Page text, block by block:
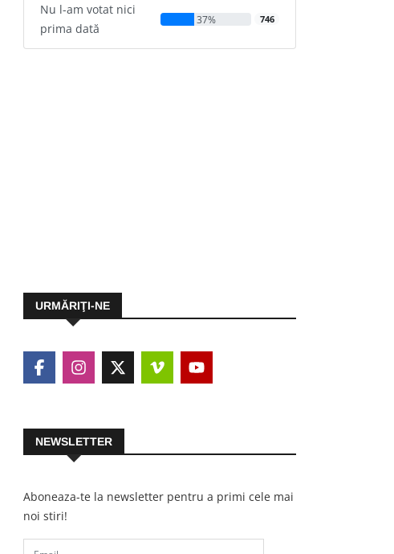
Nu l-am votat nici
prima dată
37% 746
URMĂRIŢI-NE
NEWSLETTER
Aboneaza-te la newsletter pentru a primi cele mai
noi stiri!